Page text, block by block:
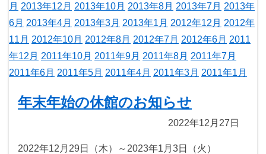
月 2013年12月 2013年10月 2013年8月 2013年7月 2013年
6月 2013年4月 2013年3月 2013年1月 2012年12月 2012年
11月 2012年10月 2012年8月 2012年7月 2012年6月 2011
年12月 2011年10月 2011年9月 2011年8月 2011年7月
2011年6月 2011年5月 2011年4月 2011年3月 2011年1月
年末年始の休館のお知らせ
2022年12月27日
2022年12月29日（木）～2023年1月3日（火）